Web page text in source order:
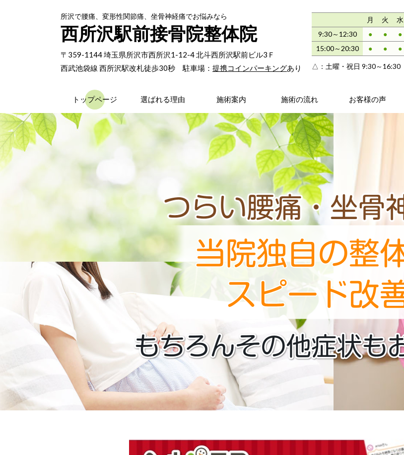
所沢で腰痛、変形性関節痛、坐骨神経痛でお悩みなら
西所沢駅前接骨院整体院
〒359-1144 埼玉県所沢市西所沢1-12-4 北斗西所沢駅前ビル3Ｆ
西武池袋線 西所沢駅改札徒歩30秒 駐車場： 提携コインパーキングあり
月 火 水
9:30～12:30
● ● ●
15:00～20:30
● ● ●
△： 土曜・祝日 9:30～16:30
トップページ 選ばれる理由 施術案内 施術の流れ お客様の声